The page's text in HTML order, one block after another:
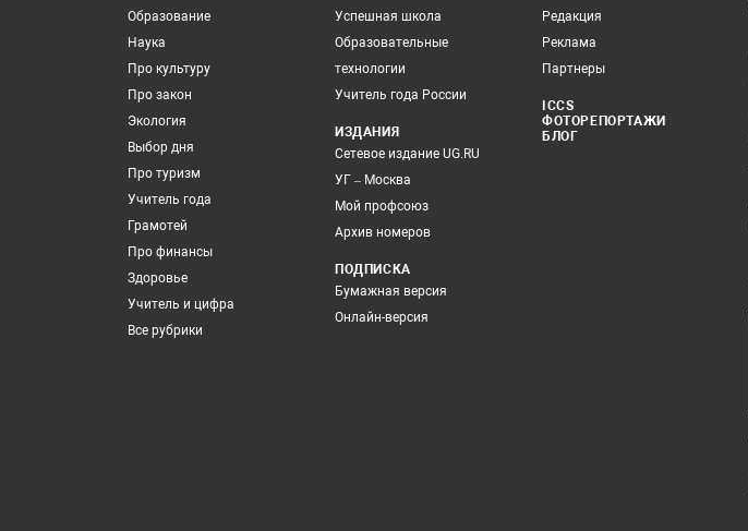
Образование
Наука
Про культуру
Про закон
Экология
Выбор дня
Про туризм
Учитель года
Грамотей
Про финансы
Здоровье
Учитель и цифра
Все рубрики
Успешная школа
Образовательные
технологии
Учитель года России
ИЗДАНИЯ
Сетевое издание UG.RU
УГ – Москва
Мой профсоюз
Архив номеров
ПОДПИСКА
Бумажная версия
Онлайн-версия
Редакция
Реклама
Партнеры
ICCS
ФОТОРЕПОРТАЖИ
БЛОГ